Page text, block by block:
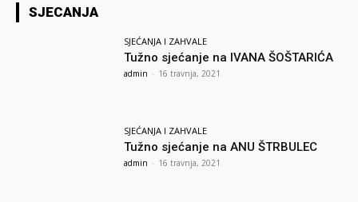
SJECANJA
SJEĆANJA I ZAHVALE
Tužno sjećanje na IVANA ŠOŠTARIĆA
admin - 16 travnja, 2021
SJEĆANJA I ZAHVALE
Tužno sjećanje na ANU ŠTRBULEC
admin - 16 travnja, 2021